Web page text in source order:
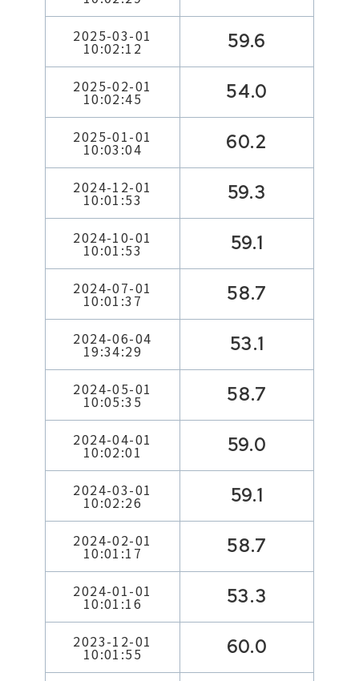
2025-03-01
10:02:12 59.6
2025-02-01
10:02:45 54.0
2025-01-01
10:03:04 60.2
2024-12-01
10:01:53 59.3
2024-10-01
10:01:53 59.1
2024-07-01
10:01:37 58.7
2024-06-04
19:34:29 53.1
2024-05-01
10:05:35 58.7
2024-04-01
10:02:01 59.0
2024-03-01
10:02:26 59.1
2024-02-01
10:01:17 58.7
2024-01-01
10:01:16 53.3
2023-12-01
10:01:55 60.0